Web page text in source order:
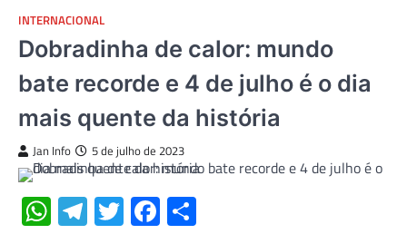
INTERNACIONAL
Dobradinha de calor: mundo
bate recorde e 4 de julho é o dia
mais quente da história
Jan Info 5 de julho de 2023
WhatsApp
Telegram
TwitterFacebook